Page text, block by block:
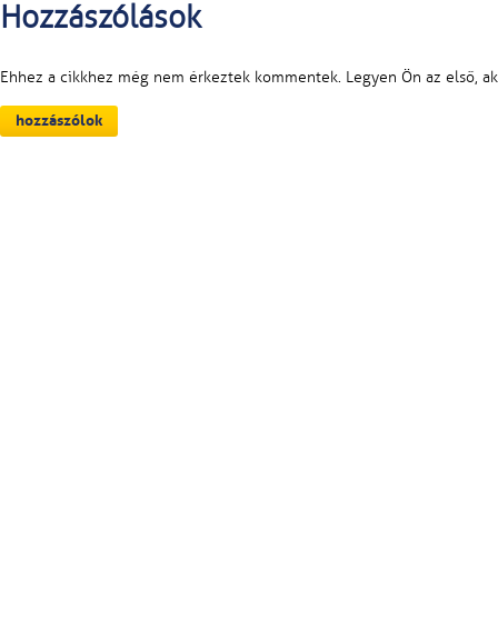
Hozzászólások
Ehhez a cikkhez még nem érkeztek kommentek. Legyen Ön az első,
hozzászólok